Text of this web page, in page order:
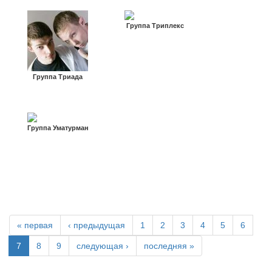
Группа Триада
Группа Триплекс
Группа Уматурман
« первая ‹ предыдущая 1 2 3 4 5 6
7 8 9 следующая › последняя »